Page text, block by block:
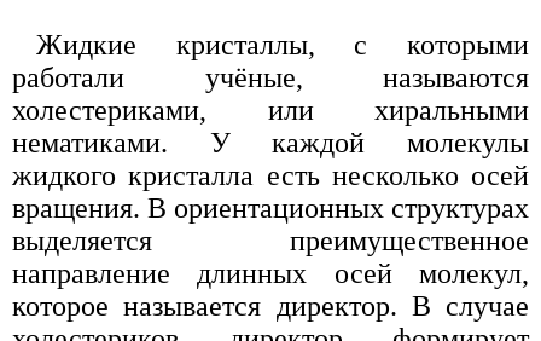
Жидкие кристаллы, с которыми
работали учёные, называются
холестериками, или хиральными
нематиками. У каждой молекулы
жидкого кристалла есть несколько осей
вращения. В ориентационных структурах
выделяется преимущественное
направление длинных осей молекул,
которое называется директор. В случае